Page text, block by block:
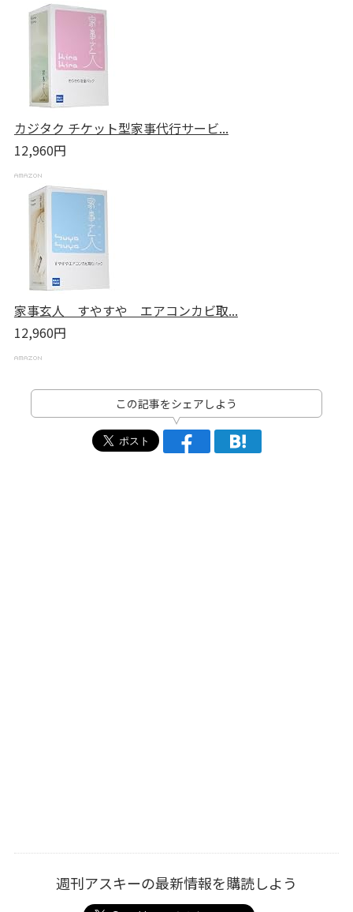
カジタク チケット型家事代行サービ...
12,960円
家事玄人 すやすや エアコンカビ取...
12,960円
この記事をシェアしよう
週刊アスキーの最新情報を購読しよう